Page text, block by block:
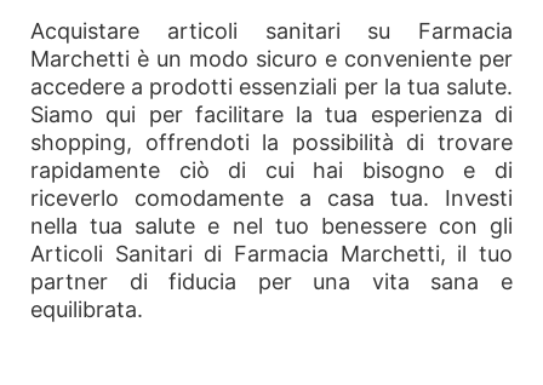
Acquistare articoli sanitari su Farmacia
Marchetti è un modo sicuro e conveniente per
accedere a prodotti essenziali per la tua salute.
Siamo qui per facilitare la tua esperienza di
shopping, offrendoti la possibilità di trovare
rapidamente ciò di cui hai bisogno e di
riceverlo comodamente a casa tua. Investi
nella tua salute e nel tuo benessere con gli
Articoli Sanitari di Farmacia Marchetti, il tuo
partner di fiducia per una vita sana e
equilibrata.